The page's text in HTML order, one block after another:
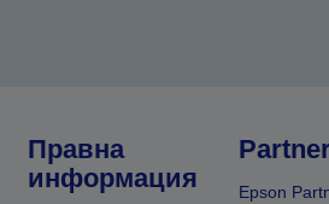
Правна
информация
Epson